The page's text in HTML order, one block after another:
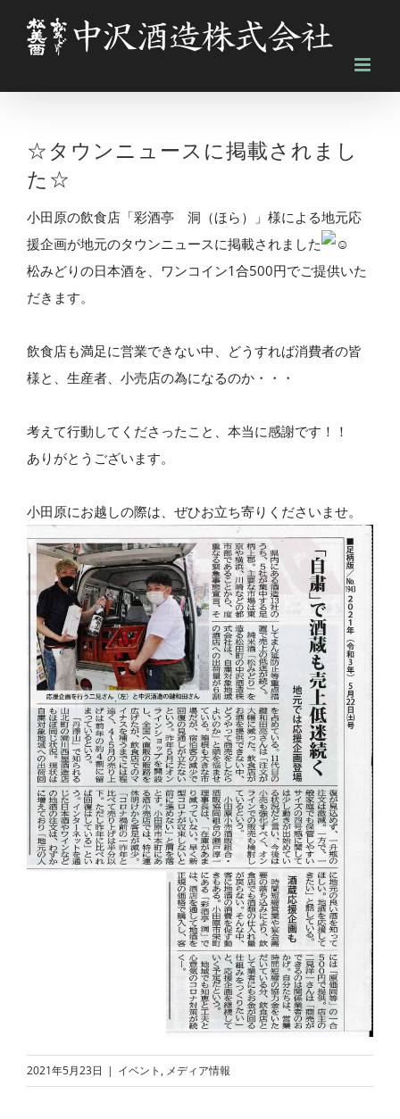
☆タウンニュースに掲載されまし
た☆
小田原の飲食店「彩酒亭 洞（ほら）」様による地元応
援企画が地元のタウンニュースに掲載されました
松みどりの日本酒を、ワンコイン1合500円でご提供いた
だきます。
飲食店も満足に営業できない中、どうすれば消費者の皆
様と、生産者、小売店の為になるのか・・・
考えて行動してくださったこと、本当に感謝です！！
ありがとうございます。
小田原にお越しの際は、ぜひお立ち寄りくださいませ。
2021年5月23日 | イベント, メディア情報